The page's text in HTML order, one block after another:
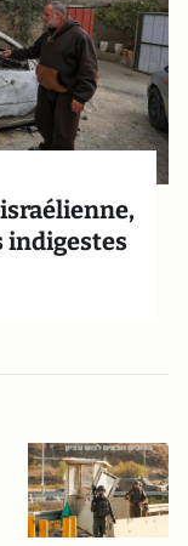
indigestes